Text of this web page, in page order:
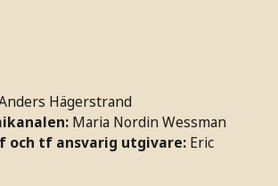
Hägerstrand
Maria Nordin Wessman
och tf ansvarig utgivare: Eric